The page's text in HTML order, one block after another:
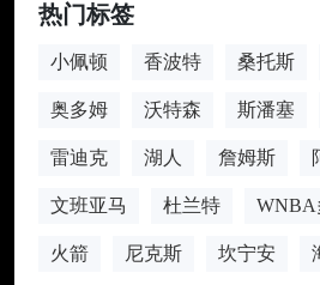
热门标签
小佩顿 香波特 桑托斯
奥多姆 沃特森 斯潘塞
雷迪克 湖人 詹姆斯
文班亚马 杜兰特 WNBA
火箭 尼克斯 坎宁安